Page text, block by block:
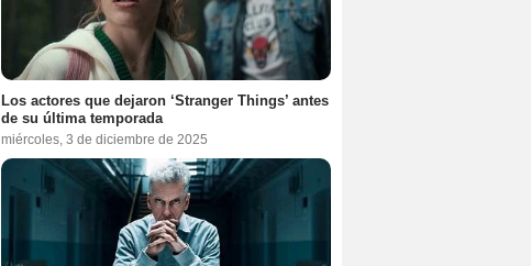
Los actores que dejaron ‘Stranger Things’ antes
de su última temporada
miércoles, 3 de diciembre de 2025